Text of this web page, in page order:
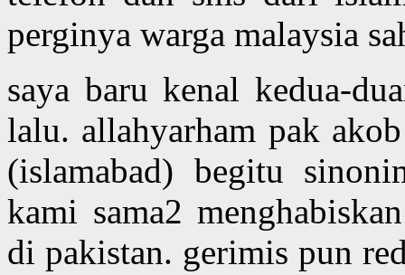
perginya warga malaysia
saya baru kenal kedua-
lalu. allahyarham pak
(islamabad) begitu
kami sama2
di pakistan. gerimis pun